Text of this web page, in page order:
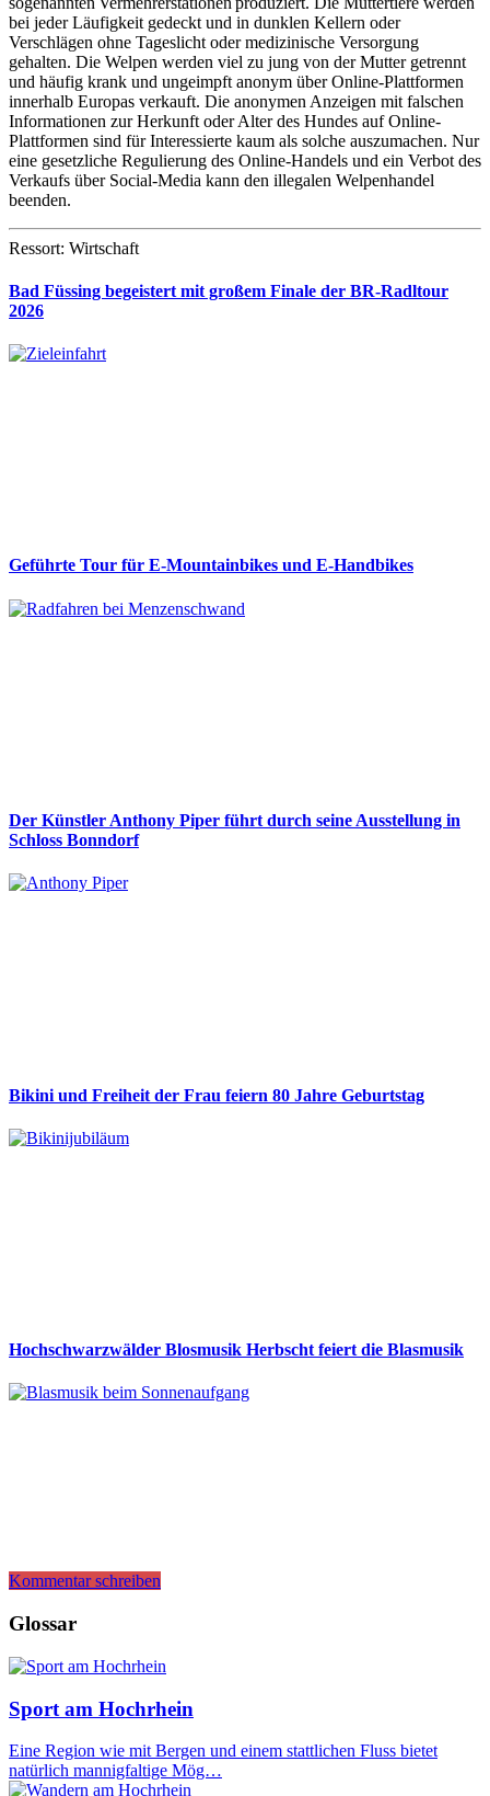
bei jeder Läufigkeit gedeckt und in dunklen Kellern oder
Verschlägen ohne Tageslicht oder medizinische Versorgung
gehalten. Die Welpen werden viel zu jung von der Mutter getrennt
und häufig krank und ungeimpft anonym über Online-Plattformen
innerhalb Europas verkauft. Die anonymen Anzeigen mit falschen
Informationen zur Herkunft oder Alter des Hundes auf Online-
Plattformen sind für Interessierte kaum als solche auszumachen. Nur
eine gesetzliche Regulierung des Online-Handels und ein Verbot des
Verkaufs über Social-Media kann den illegalen Welpenhandel
beenden.
Ressort: Wirtschaft
Bad Füssing begeistert mit großem Finale der BR-Radltour
2026
Geführte Tour für E-Mountainbikes und E-Handbikes
Der Künstler Anthony Piper führt durch seine Ausstellung in
Schloss Bonndorf
Bikini und Freiheit der Frau feiern 80 Jahre Geburtstag
Hochschwarzwälder Blosmusik Herbscht feiert die Blasmusik
Kommentar schreiben
Glossar
Sport am Hochrhein
Eine Region wie mit Bergen und einem stattlichen Fluss bietet
natürlich mannigfaltige Mög…